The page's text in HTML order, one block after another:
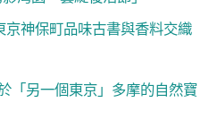
神保町品味古書與香料交織
「另一個東京」多摩的自然寶